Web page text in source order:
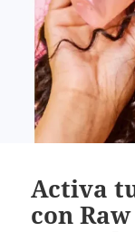
Activa
con